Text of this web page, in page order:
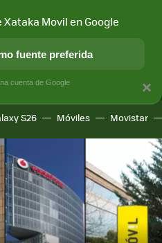
APLICACIONES
S26 Móviles Movistar
×
Xataka Movil en Google
fuente preferida
cuenta de Google